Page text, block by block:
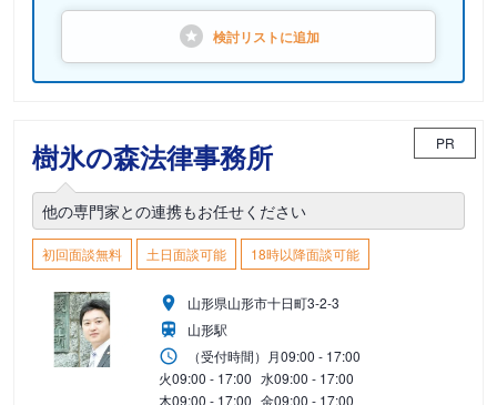
検討リストに追加
樹氷の森法律事務所 PR
他の専門家との連携もお任せください
初回面談無料 土日面談可能 18時以降面談可能
山形県山形市十日町3-2-3
山形駅
（受付時間） 月09:00 - 17:00
火09:00 - 17:00 水09:00 - 17:00
木09:00 - 17:00 金09:00 - 17:00